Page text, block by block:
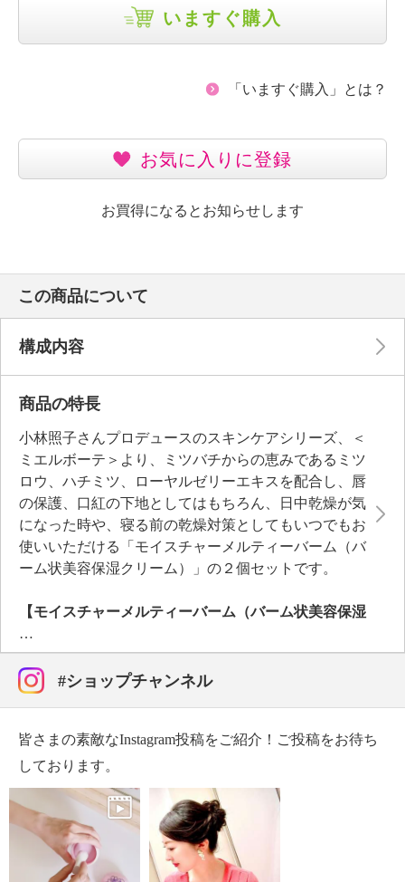
いますぐ購入
「いますぐ購入」とは？
お気に入りに登録
お買得になるとお知らせします
この商品について
構成内容
商品の特長
小林照子さんプロデュースのスキンケアシリーズ、＜
ミエルボーテ＞より、ミツバチからの恵みであるミツ
ロウ、ハチミツ、ローヤルゼリーエキスを配合し、唇
の保護、口紅の下地としてはもちろん、日中乾燥が気
になった時や、寝る前の乾燥対策としてもいつでもお
使いいただける「モイスチャーメルティーバーム（バ
ーム状美容保湿クリーム）」の２個セットです。
【モイスチャーメルティーバーム（バーム状美容保湿
クリーム）】
ミツバチからの恵みであるミツロウ、ハチミツ、ロー
ヤルゼリーエキスを配合し、唇の保護、口紅の下地と
してはもちろん、日中乾燥が気になった時や、寝る前
状美容保湿クリーム。
唇につけた後、手に残ったバームを、乾燥が気になる
目元、口角、毛先、爪先といった部分にもそのままお
使いいただける手軽さもうれしいポイントです。ポイ
ントケアアイテムとして重宝しそう。
全体の約９４％が植物由来成分でできていて、キイチ
ゴエキス（キイチゴ果汁）、アルニカ花エキス、ソメ
#ショップチャンネル
皆さまの素敵なInstagram投稿をご紹介！ご投稿をお待ち
しております。